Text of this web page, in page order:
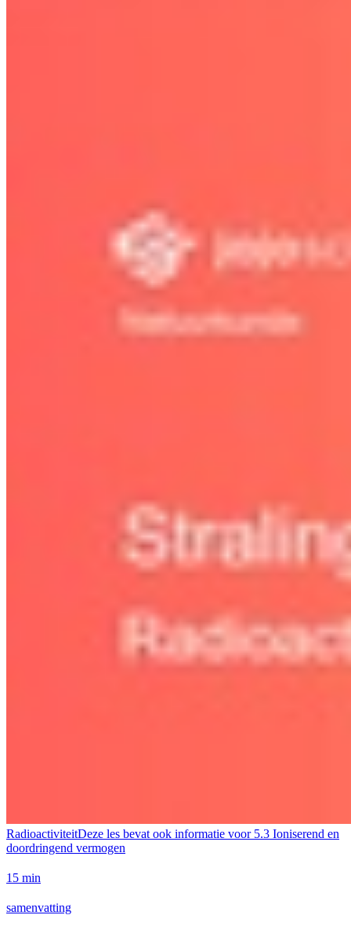
RadioactiviteitDeze les bevat ook informatie voor 5.3 Ioniserend en
doordringend vermogen
15 min
samenvatting